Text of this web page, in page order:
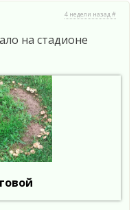
4 недели назад #
на стадионе